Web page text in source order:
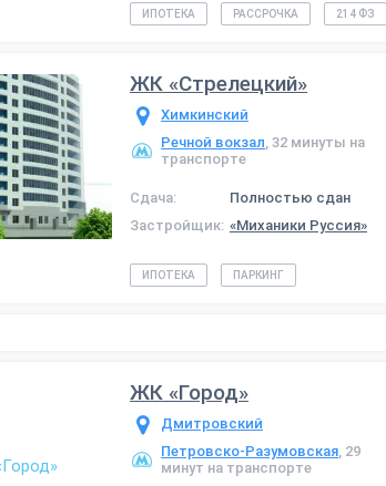
ИПОТЕКА РАССРОЧКА 214 ФЗ
ЖК «Стрелецкий»
Химкинский
Речной вокзал, 32 минуты на
транспорте
Сдача:
Полностью сдан
Застройщик: «Миханики Руссия»
ИПОТЕКА ПАРКИНГ
ЖК «Город»
Дмитровский
Петровско-Разумовская, 29
минут на транспорте